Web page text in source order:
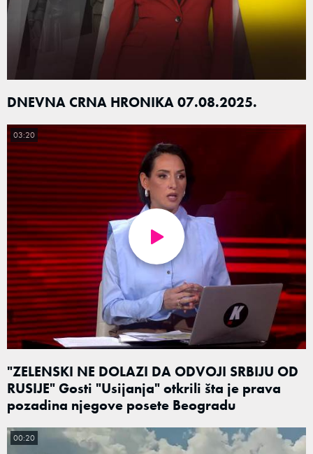
DNEVNA CRNA HRONIKA 07.08.2025.
"ZELENSKI NE DOLAZI DA ODVOJI SRBIJU OD
RUSIJE" Gosti "Usijanja" otkrili šta je prava
pozadina njegove posete Beogradu
03:20
00:20